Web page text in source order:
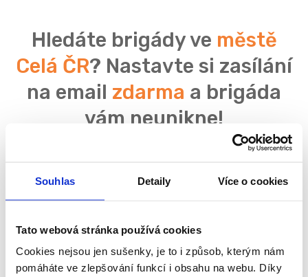
Souhlas Detaily Více o cookies
Tato webová stránka používá cookies
Cookies nejsou jen sušenky, je to i způsob, kterým nám
pomáháte ve zlepšování funkcí i obsahu na webu. Díky
Hledáte brigády ve městě
Celá ČR? Nastavte si zasílání
na email zdarma a brigáda
vám neunikne!